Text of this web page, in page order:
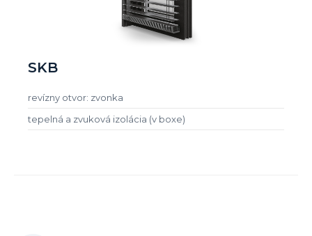
SKB
revízny otvor: zvonka
tepelná a zvuková izolácia (v boxe)